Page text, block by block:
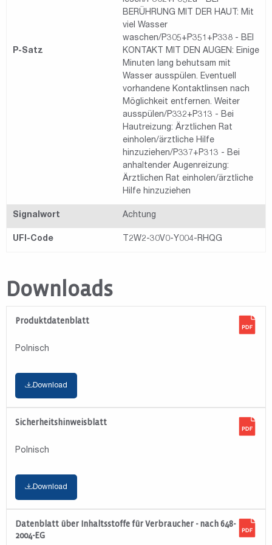
P-Satz
BERÜHRUNG MIT DER HAUT: Mit
viel Wasser
waschen/P305+P351+P338 - BEI
KONTAKT MIT DEN AUGEN: Einige
Minuten lang behutsam mit
Wasser ausspülen. Eventuell
vorhandene Kontaktlinsen nach
Möglichkeit entfernen. Weiter
ausspülen/P332+P313 - Bei
Hautreizung: Ärztlichen Rat
einholen/ärztliche Hilfe
hinzuziehen/P337+P313 - Bei
anhaltender Augenreizung:
Ärztlichen Rat einholen/ärztliche
Hilfe hinzuziehen
Signalwort Achtung
UFI-Code T2W2-30V0-Y004-RHQG
Downloads
Produktdatenblatt
Polnisch
Download
Sicherheitshinweisblatt
Polnisch
Download
Datenblatt über Inhaltsstoffe für Verbraucher - nach 648-
2004-EG